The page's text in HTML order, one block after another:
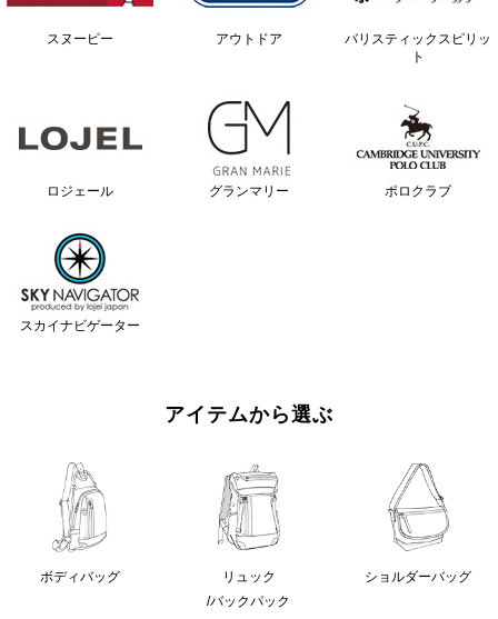
スヌーピー アウトドア
バリスティックスピリッ
ト
ロジェール グランマリー ポロクラブ
スカイナビゲーター
アイテムから選ぶ
ボディバッグ
リュック
/バックパック
ショルダーバッグ